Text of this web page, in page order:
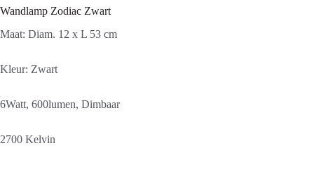
Wandlamp Zodiac Zwart
Maat: Diam. 12 x L 53 cm
Kleur: Zwart
6Watt, 600lumen, Dimbaar
2700 Kelvin